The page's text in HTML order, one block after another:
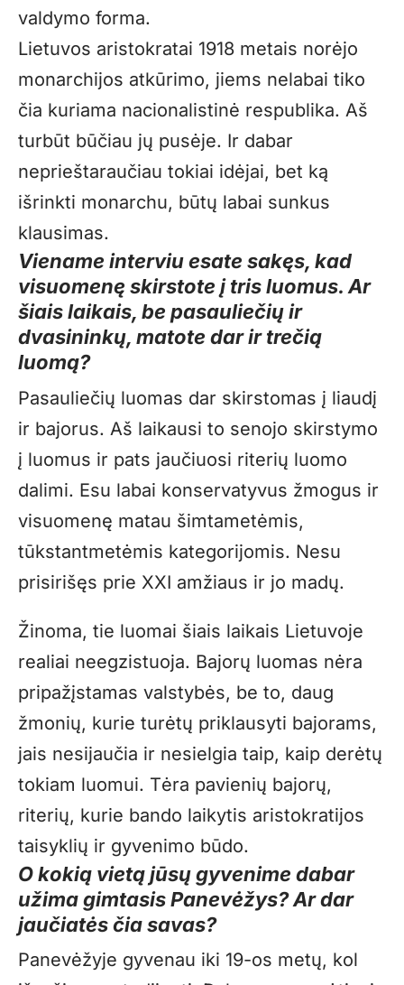
valdymo forma.
Lietuvos aristokratai 1918 metais norėjo
monarchijos atkūrimo, jiems nelabai tiko
čia kuriama nacionalistinė respublika. Aš
turbūt būčiau jų pusėje. Ir dabar
neprieštaraučiau tokiai idėjai, bet ką
išrinkti monarchu, būtų labai sunkus
klausimas.
Viename interviu esate sakęs, kad
visuomenę skirstote į tris luomus. Ar
šiais laikais, be pasauliečių ir
dvasininkų, matote dar ir trečią
luomą?
Pasauliečių luomas dar skirstomas į liaudį
ir bajorus. Aš laikausi to senojo skirstymo
į luomus ir pats jaučiuosi riterių luomo
dalimi. Esu labai konservatyvus žmogus ir
visuomenę matau šimtametėmis,
tūkstantmetėmis kategorijomis. Nesu
prisirišęs prie XXI amžiaus ir jo madų.
Žinoma, tie luomai šiais laikais Lietuvoje
realiai neegzistuoja. Bajorų luomas nėra
pripažįstamas valstybės, be to, daug
žmonių, kurie turėtų priklausyti bajorams,
jais nesijaučia ir nesielgia taip, kaip derėtų
tokiam luomui. Tėra pavienių bajorų,
riterių, kurie bando laikytis aristokratijos
taisyklių ir gyvenimo būdo.
O kokią vietą jūsų gyvenime dabar
užima gimtasis Panevėžys? Ar dar
jaučiatės čia savas?
Panevėžyje gyvenau iki 19-os metų, kol